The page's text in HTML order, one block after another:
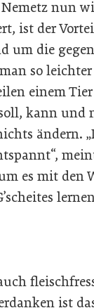
nun
ist der
um die
so
einem
kann und
ändern.
es mit den
ist